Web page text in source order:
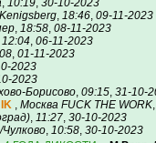
, 10:19, 30-10-2023
, 18:46, 09-11-2023
, 18:58, 08-11-2023
12:04, 06-11-2023
, 01-11-2023
2023
2023
Борисово, 09:15, 31-10-
, Москва FUCK THE WORK,
, 11:27, 30-10-2023
, 10:58, 30-10-2023